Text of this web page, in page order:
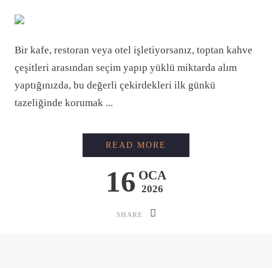
Bir kafe, restoran veya otel işletiyorsanız, toptan kahve
çeşitleri arasından seçim yapıp yüklü miktarda alım
yaptığınızda, bu değerli çekirdekleri ilk günkü
tazeliğinde korumak ...
16 OCA
2026
READ MORE
SHARE